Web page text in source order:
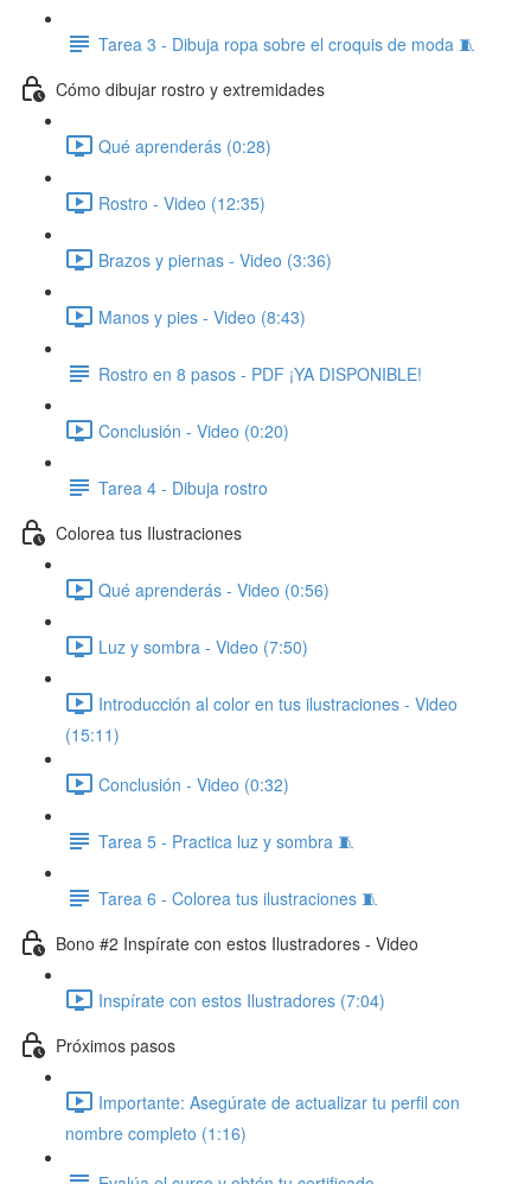
Tarea 3 - Dibuja ropa sobre el croquis de moda 🧵
Cómo dibujar rostro y extremidades
Qué aprenderás (0:28)
Rostro - Video (12:35)
Brazos y piernas - Video (3:36)
Manos y pies - Video (8:43)
Rostro en 8 pasos - PDF ¡YA DISPONIBLE!
Conclusión - Video (0:20)
Tarea 4 - Dibuja rostro
Colorea tus Ilustraciones
Qué aprenderás - Video (0:56)
Luz y sombra - Video (7:50)
Introducción al color en tus ilustraciones - Video
(15:11)
Conclusión - Video (0:32)
Tarea 5 - Practica luz y sombra 🧵
Tarea 6 - Colorea tus ilustraciones 🧵
Bono #2 Inspírate con estos Ilustradores - Video ​
Inspírate con estos Ilustradores (7:04)
Próximos pasos
Importante: Asegúrate de actualizar tu perfil con
nombre completo (1:16)